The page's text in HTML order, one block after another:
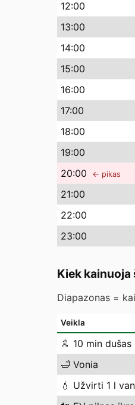
12:00
13:00
14:00
15:00
16:00
17:00
18:00
19:00
20:00 ← pikas
21:00
22:00
23:00
Kiek kainuoja
Diapazonas =
Veikla
🚿 10 min dušas
🛁 Vonia
💧 Užvirti 1 l